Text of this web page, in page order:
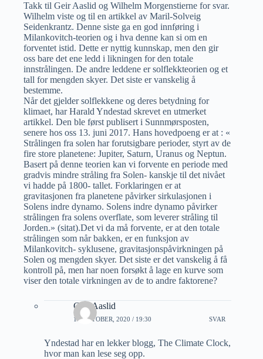
Takk til Geir Aaslid og Wilhelm Morgenstierne for svar.
Wilhelm viste og til en artikkel av Maril-Solveig
Seidenkrantz. Denne siste ga en god innføring i
Milankovitch-teorien og i hva denne kan si om en
forventet istid. Dette er nyttig kunnskap, men den gir
oss bare det ene ledd i likningen for den totale
innstrålingen. De andre leddene er solflekkteorien og et
tall for mengden skyer. Det siste er vanskelig å
bestemme.
Når det gjelder solflekkene og deres betydning for
klimaet, har Harald Yndestad skrevet en utmerket
artikkel. Den ble først publisert i Sunnmørsposten,
senere hos oss 13. juni 2017. Hans hovedpoeng er at : «
Strålingen fra solen har forutsigbare perioder, styrt av de
fire store planetene: Jupiter, Saturn, Uranus og Neptun.
Basert på denne teorien kan vi forvente en periode med
gradvis mindre stråling fra Solen- kanskje til det nivået
vi hadde på 1800- tallet. Forklaringen er at
gravitasjonen fra planetene påvirker sirkulasjonen i
Solens indre dynamo. Solens indre dynamo påvirker
strålingen fra solens overflate, som leverer stråling til
Jorden.» (sitat).Det vi da må forvente, er at den totale
strålingen som når bakken, er en funksjon av
Milankovitch- syklusene, gravitasjonspåvirkningen på
Solen og mengden skyer. Det siste er det vanskelig å få
kontroll på, men har noen forsøkt å lage en kurve som
viser den totale virkningen av de to andre faktorene?
Geir Aaslid
14 OKTOBER, 2020 / 19:30 SVAR
Yndestad har en lekker blogg, The Climate Clock,
hvor man kan lese seg opp.